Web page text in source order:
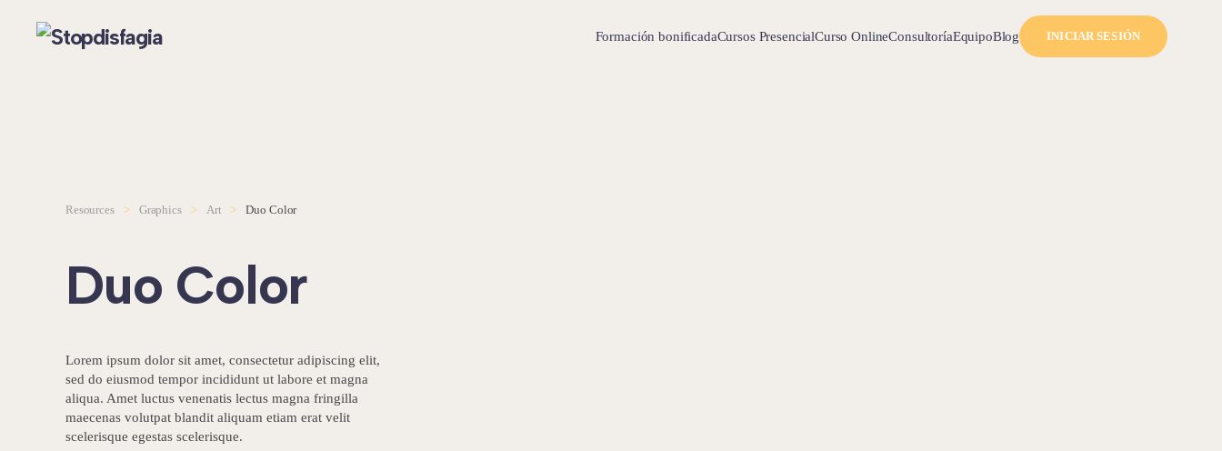
Skip to main content
Formación bonificadaCursos PresencialCurso OnlineConsultoríaEquipoBlog INICIAR SESIÓN
Resources Graphics Art Duo Color
Duo Color
Lorem ipsum dolor sit amet, consectetur adipiscing elit,
sed do eiusmod tempor incididunt ut labore et magna
aliqua. Amet luctus venenatis lectus magna fringilla
maecenas volutpat blandit aliquam etiam erat velit
scelerisque egestas scelerisque.